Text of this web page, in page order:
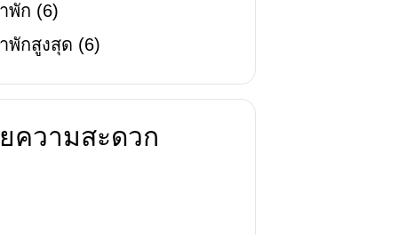
พัก (6)
พักสูงสุด (6)
ความสะดวก